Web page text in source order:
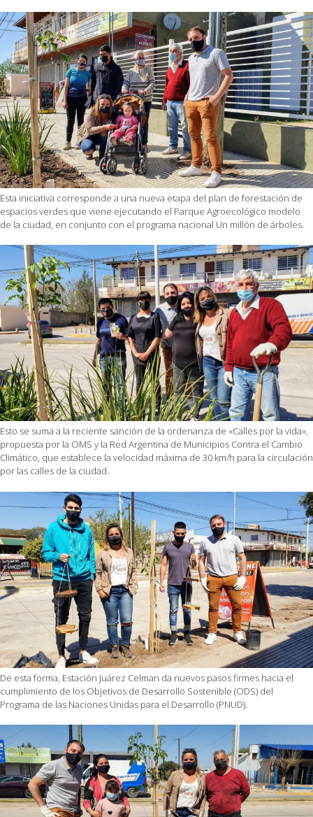
Esta iniciativa corresponde a una nueva etapa del plan de forestación de
espacios verdes que viene ejecutando el Parque Agroecológico modelo
de la ciudad, en conjunto con el programa nacional Un millón de árboles.
Esto se suma a la reciente sanción de la ordenanza de «Calles por la vida»,
propuesta por la OMS y la Red Argentina de Municipios Contra el Cambio
Climático, que establece la velocidad máxima de 30 km/h para la circulación
por las calles de la ciudad.
De esta forma, Estación Juárez Celman da nuevos pasos firmes hacia el
cumplimiento de los Objetivos de Desarrollo Sostenible (ODS) del
Programa de las Naciones Unidas para el Desarrollo (PNUD).